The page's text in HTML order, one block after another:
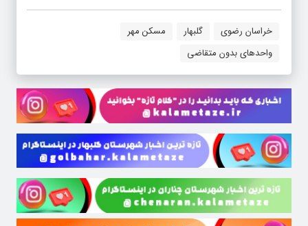
خراسان رضوی گلبهار
مسکن مهر
واحدهای بدون متقاضی